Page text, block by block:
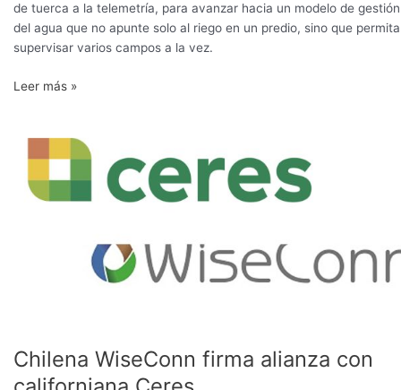
de tuerca a la telemetría, para avanzar hacia un modelo de gestión
del agua que no apunte solo al riego en un predio, sino que permita
supervisar varios campos a la vez.
Leer más »
Chilena WiseConn firma alianza con
WiseConn
con